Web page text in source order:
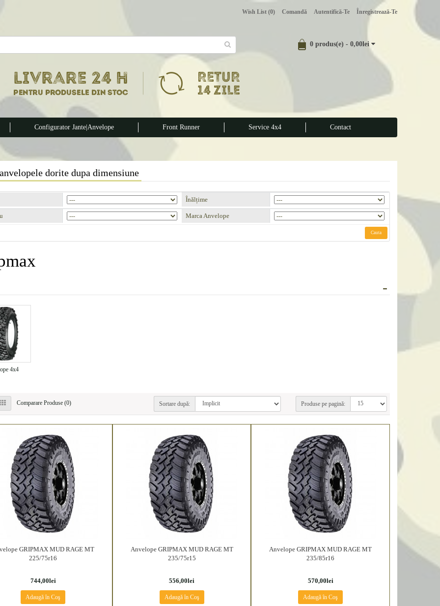
Autentifică-Te Înregistrează-Te
Wish List (0) Comandă
0 produs(e) - 0,00lei
Configurator Jante|Anvelope Front Runner Service 4x4 Contact
dorite dupa dimensiune
Înălțime
Marca Anvelope
Cauta
4x4
Comparare Produse (0) Sortare după: Produse pe pagină:
GRIPMAX MUD RAGE MT
225/75r16
744,00lei
Adaugă în Coş
Anvelope GRIPMAX MUD RAGE MT
235/75r15
556,00lei
Adaugă în Coş
Anvelope GRIPMAX MUD RAGE MT
235/85r16
570,00lei
Adaugă în Coş